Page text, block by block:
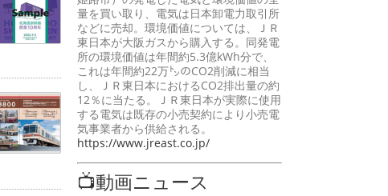
量を買い取り、電気は日本卸電力取引所
などに売却。環境価値については、ＪＲ
東日本が大阪ガスから購入する。同発電
所の環境価値は年間約5.3億kWh分で、
これは年間約22万㌧のCO2削減に相当
し、ＪＲ東日本におけるCO2排出量の約
12％に当たる。ＪＲ東日本が実際に使用
する電気は既存の小売契約により小売電
気事業者から供給される。
https://www.jreast.co.jp/
📺動画ニュース